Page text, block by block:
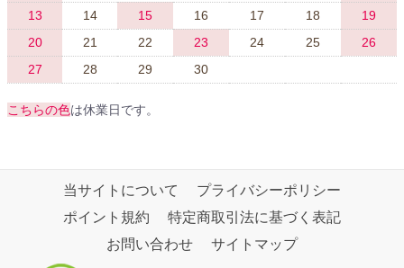
13
14 15 16 17 18
19
20
21 22 23 24 25
26
27
28 29 30
こちらの色は休業日です。
当サイトについて
プライバシーポリシー
ポイント規約
特定商取引法に基づく表記
お問い合わせ
サイトマップ